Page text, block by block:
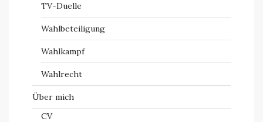
TV-Duelle
Wahlbeteiligung
Wahlkampf
Wahlrecht
Über mich
CV